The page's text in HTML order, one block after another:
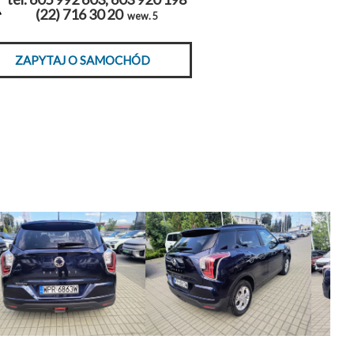
(22) 716 30 20 wew. 5
ZAPYTAJ O SAMOCHÓD